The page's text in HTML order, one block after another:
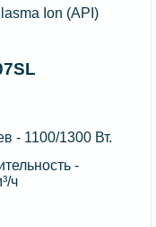
Ion (API)
- 1100/1300 Вт.
-
ч